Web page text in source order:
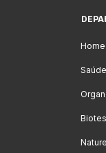
Home
Saúde